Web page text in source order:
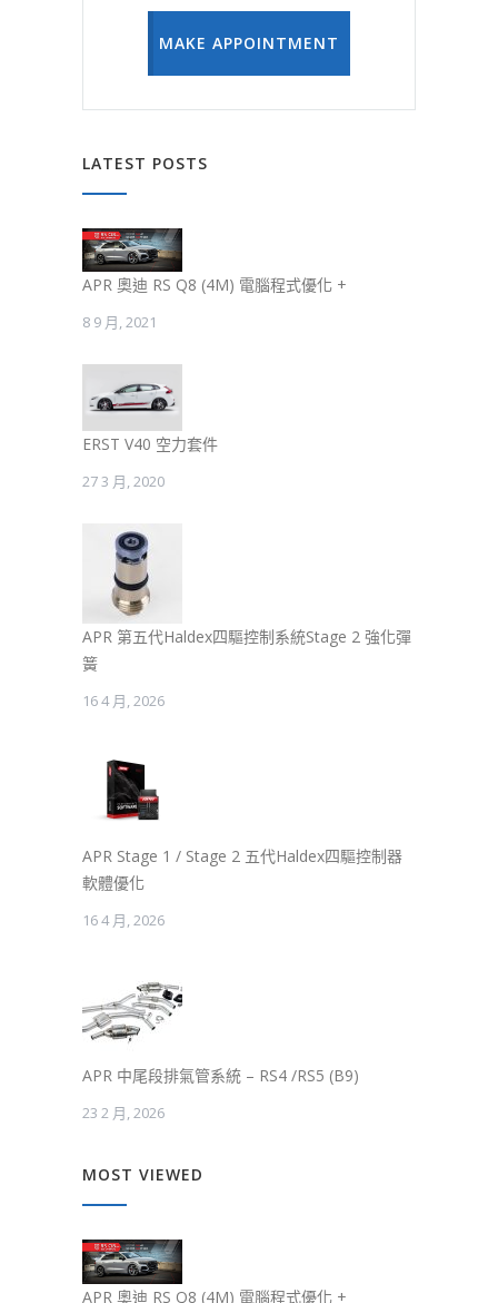
MAKE APPOINTMENT
LATEST POSTS
APR 奧迪 RS Q8 (4M) 電腦程式優化 +
8 9 月, 2021
ERST V40 空力套件
27 3 月, 2020
APR 第五代Haldex四驅控制系統Stage 2 強化彈
簧
16 4 月, 2026
APR Stage 1 / Stage 2 五代Haldex四驅控制器
軟體優化
16 4 月, 2026
APR 中尾段排氣管系統 – RS4 /RS5 (B9)
23 2 月, 2026
MOST VIEWED
APR 奧迪 RS Q8 (4M) 電腦程式優化 +